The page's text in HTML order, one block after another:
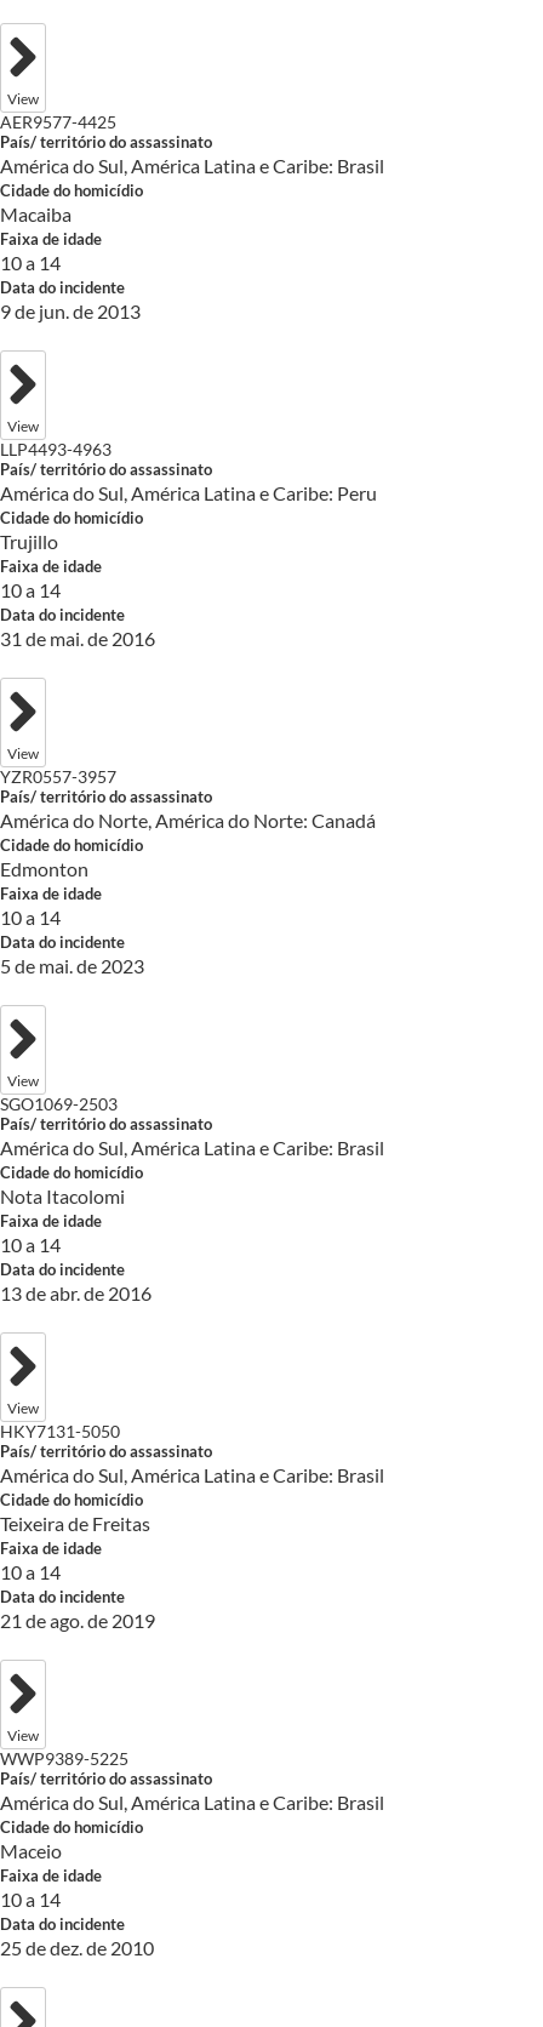
View
AER9577-4425
País/ território do assassinato
América do Sul, América Latina e Caribe: Brasil
Cidade do homicídio
Macaiba
Faixa de idade
10 a 14
Data do incidente
9 de jun. de 2013
View
LLP4493-4963
País/ território do assassinato
América do Sul, América Latina e Caribe: Peru
Cidade do homicídio
Trujillo
Faixa de idade
10 a 14
Data do incidente
31 de mai. de 2016
View
YZR0557-3957
País/ território do assassinato
América do Norte, América do Norte: Canadá
Cidade do homicídio
Edmonton
Faixa de idade
10 a 14
Data do incidente
5 de mai. de 2023
View
SGO1069-2503
País/ território do assassinato
América do Sul, América Latina e Caribe: Brasil
Cidade do homicídio
Nota Itacolomi
Faixa de idade
10 a 14
Data do incidente
13 de abr. de 2016
View
HKY7131-5050
País/ território do assassinato
América do Sul, América Latina e Caribe: Brasil
Cidade do homicídio
Teixeira de Freitas
Faixa de idade
10 a 14
Data do incidente
21 de ago. de 2019
View
WWP9389-5225
País/ território do assassinato
América do Sul, América Latina e Caribe: Brasil
Cidade do homicídio
Maceio
Faixa de idade
10 a 14
Data do incidente
25 de dez. de 2010